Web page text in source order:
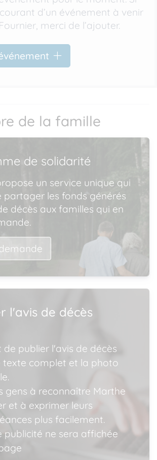
d’un événement à venir
merci de l’ajouter.
de la famille
de solidarité
un service unique qui
partager les fonds générés
décès aux familles qui en
l'avis de décès
de publier l'avis de décès
texte complet et la photo
gens à reconnaître Marthe
et à exprimer leurs
plus facilement.
publicité ne sera affichée